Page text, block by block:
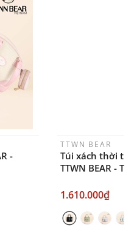
với đơn hàng Online tại
được giao sớm nhất là 1
-
TTWN BEAR
Túi xách thời
TTWN BEAR -
1.610.000₫